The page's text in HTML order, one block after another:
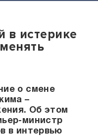
в истерике
о смене
–
Об этом
министр
в интервью